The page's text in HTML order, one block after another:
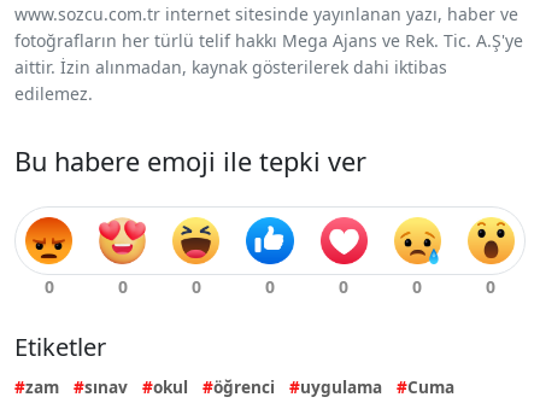
www.sozcu.com.tr internet sitesinde yayınlanan yazı, haber ve
fotoğrafların her türlü telif hakkı Mega Ajans ve Rek. Tic. A.Ş'ye
aittir. İzin alınmadan, kaynak gösterilerek dahi iktibas
edilemez.
Bu habere emoji ile tepki ver
Etiketler
zam sınav okul öğrenci uygulama
Cuma